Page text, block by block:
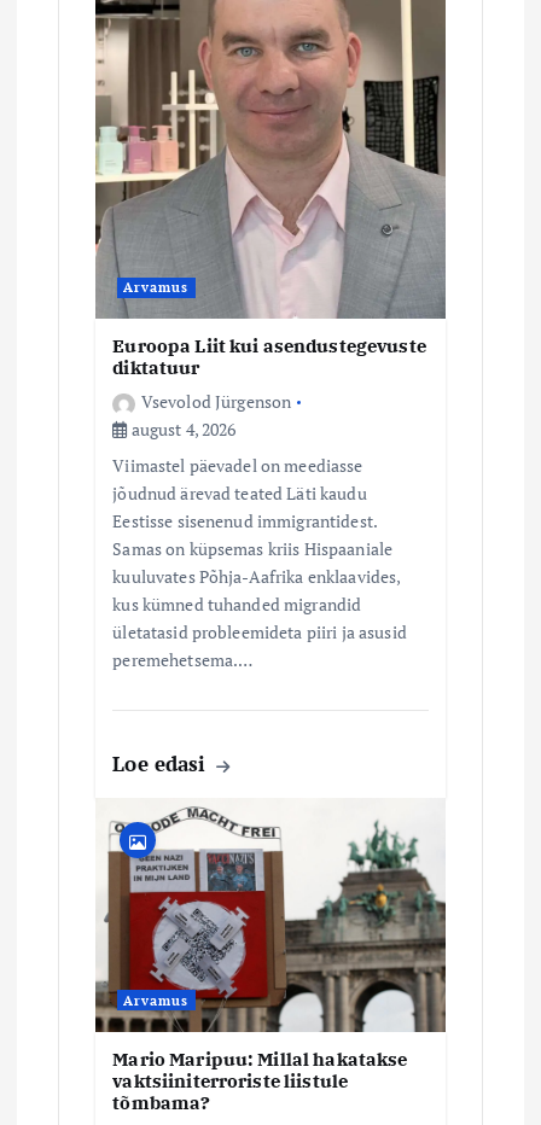
Arvamus
Euroopa Liit kui asendustegevuste
diktatuur
Vsevolod Jürgenson
august 4, 2026
Viimastel päevadel on meediasse
jõudnud ärevad teated Läti kaudu
Eestisse sisenenud immigrantidest.
Samas on küpsemas kriis Hispaaniale
kuuluvates Põhja-Aafrika enklaavides,
kus kümned tuhanded migrandid
ületatasid probleemideta piiri ja asusid
peremehetsema.…
Loe edasi
Arvamus
Mario Maripuu: Millal hakatakse
vaktsiiniterroriste liistule
tõmbama?